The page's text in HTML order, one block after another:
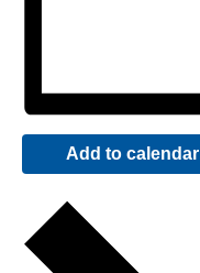
Add to calendar